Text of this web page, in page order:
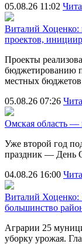
05.08.26 11:02
Виталий Хоценко:
проектов,
Проекты
бюджетированию
местных
05.08.26 07:26
Омская область
Уже второй год
праздник — День
04.08.26 16:00
Виталий Хоценко:
большинство
Аграрии 25
уборку урожая.